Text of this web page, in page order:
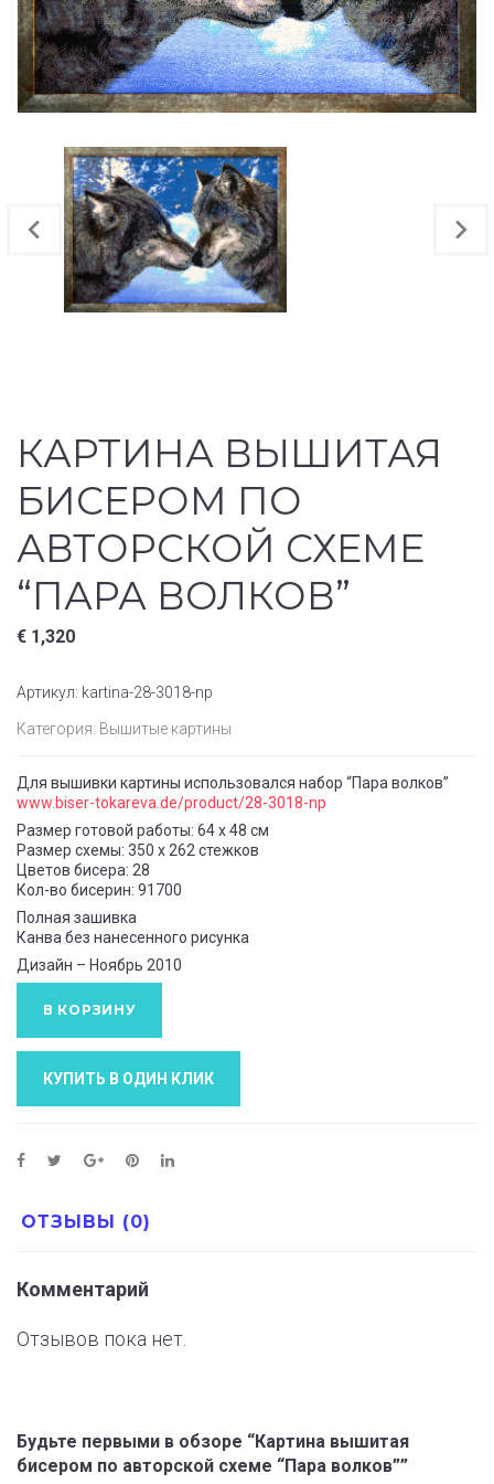
КАРТИНА ВЫШИТАЯ
БИСЕРОМ ПО
АВТОРСКОЙ СХЕМЕ
“ПАРА ВОЛКОВ”
€ 1,320
Артикул: kartina-28-3018-np
Категория: Вышитые картины
Для вышивки картины использовался набор “Пара волков”
www.biser-tokareva.de/product/28-3018-np
Размер готовой работы: 64 x 48 см
Размер схемы: 350 x 262 стежков
Цветов бисера: 28
Кол-во бисерин: 91700
Полная зашивка
Канва без нанесенного рисунка
Дизайн – Ноябрь 2010
В КОРЗИНУ
КУПИТЬ В ОДИН КЛИК
ОТЗЫВЫ (0)
Комментарий
Отзывов пока нет.
Будьте первыми в обзоре “Картина вышитая
бисером по авторской схеме “Пара волков””